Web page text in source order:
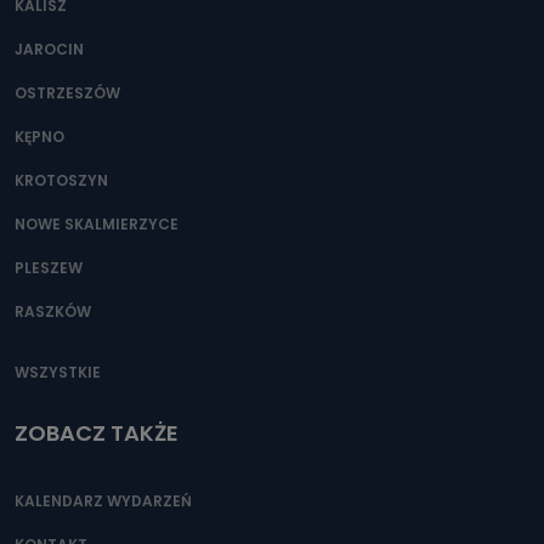
Można to zrobić pod numerem telefonu 62 735-51-05 lub
KALISZ
JAROCIN
OSTRZESZÓW
KĘPNO
KROTOSZYN
NOWE SKALMIERZYCE
PLESZEW
RASZKÓW
WSZYSTKIE
ZOBACZ TAKŻE
KALENDARZ WYDARZEŃ